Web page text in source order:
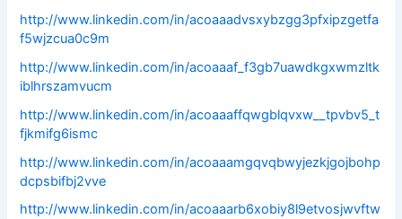
http://www.linkedin.com/in/acoaaadvsxybzgg3pfxipzgetfa
f5wjzcua0c9m
http://www.linkedin.com/in/acoaaaf_f3gb7uawdkgxwmzltk
iblhrszamvucm
http://www.linkedin.com/in/acoaaaffqwgblqvxw__tpvbv5_t
fjkmifg6ismc
http://www.linkedin.com/in/acoaaamgqvqbwyjezkjgojbohp
dcpsbifbj2vve
http://www.linkedin.com/in/acoaaarb6xobiy8l9etvosjwvftw